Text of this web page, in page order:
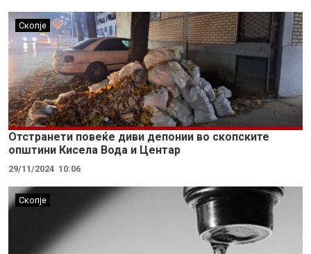
Скопје
Отстранети повеќе диви депонии во скопските
општини Кисела Вода и Центар
29/11/2024 10:06
Скопје